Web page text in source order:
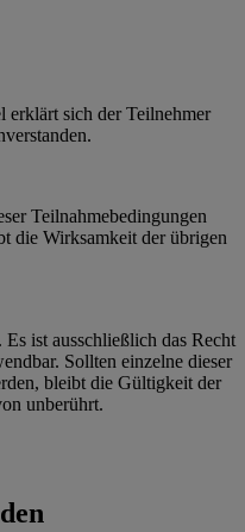
erklärt sich der Teilnehmer
Teilnahmebedingungen
die Wirksamkeit der übrigen
ist ausschließlich das Recht
Sollten einzelne dieser
bleibt die Gültigkeit der
unberührt.